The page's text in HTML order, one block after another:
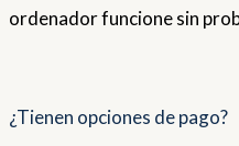
ordenador funcione sin
¿Tienen opciones de pago?